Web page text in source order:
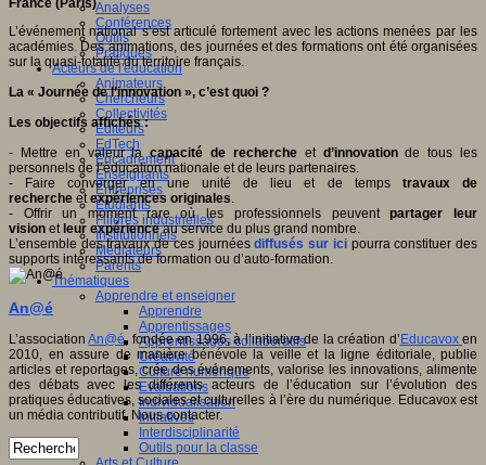
Analyses
Conférences
Outils
Pratiques
Acteurs de l'éducation
Animateurs
Chercheurs
Collectivités
Editeurs
EdTech
Encadrement
Enseignants
Entreprises
Etudiants
Filières industrielles
Institutionnels
Médiateurs
Parents
Thématiques
Apprendre et enseigner
Apprendre
Apprentissages
Apprentissages collaboratifs
Créativité
Culture numérique
Evaluations
Individualisation
Initiatives
Interdisciplinarité
Outils pour la classe
France (Paris)
L’événement national s’est articulé fortement avec les actions menées par les
académies. Des animations, des journées et des formations ont été organisées
sur la quasi-totalité du territoire français.
La « Journée de l’innovation », c’est quoi ?
Les objectifs affichés :
- Mettre en valeur lacapacité de rechercheet d’innovationde tous les
personnels de l’éducation nationale et de leurs partenaires.
- Faire converger en une unité de lieu et de temps travaux de
recherche etexpériences originales.
- Offrir un moment rare où les professionnels peuventpartager leur
vision etleur expérienceau service du plus grand nombre.
L’ensemble des travaux de ces journéesdiffusés sur icipourra constituer des
supports intéressants de formation ou d’auto-formation.
An@é
L’associationAn@é, fondée en 1996, à l’initiative de la création d’ Educavoxen
2010, en assure de manière bénévole la veille et la ligne éditoriale, publie
articles et reportages, crée des événements, valorise les innovations, alimente
des débats avec les différents acteurs de l’éducation sur l’évolution des
pratiques éducatives, sociales et culturelles à l’ère du numérique. Educavox est
un média contributif. Nous contacter.